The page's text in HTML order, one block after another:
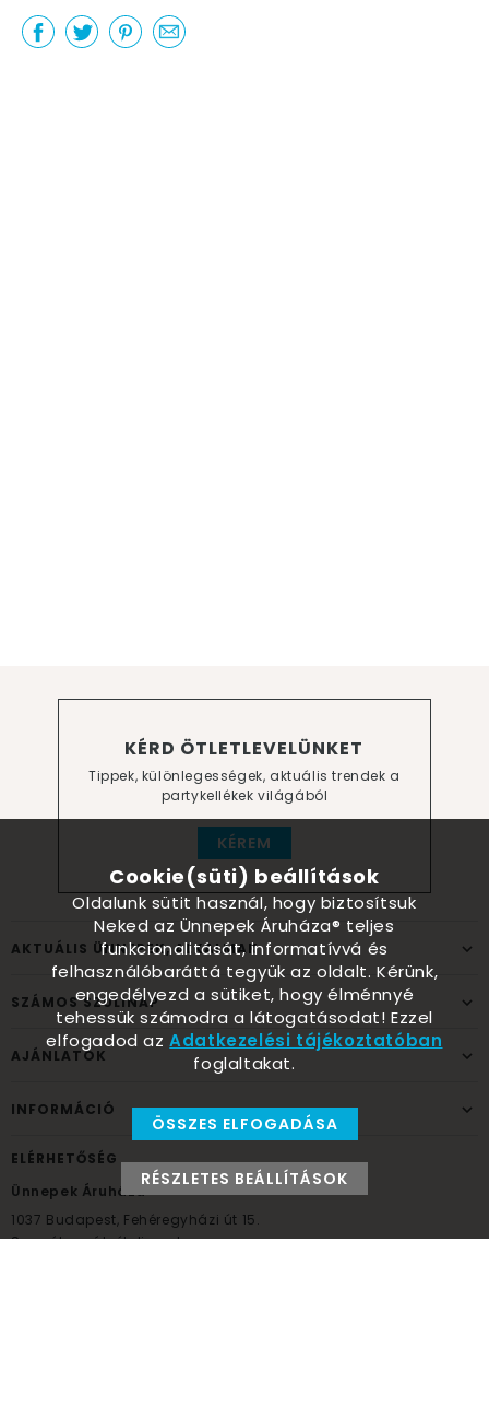
KÉRD ÖTLETLEVELÜNKET
Tippek, különlegességek, aktuális trendek a
partykellékek világából
KÉREM
AKTUÁLIS ÜNNEPEK, ALKALMAK
SZÁMOS SZÜLINAP
AJÁNLATOK
INFORMÁCIÓ
ELÉRHETŐSÉG
Ünnepek Áruháza
1037 Budapest, Fehéregyházi út 15.
Személyes átvételi pont
Cookie(süti) beállítások
Oldalunk sütit használ, hogy biztosítsuk
Neked az Ünnepek Áruháza® teljes
funkcionalitását, informatívvá és
felhasználóbaráttá tegyük az oldalt. Kérünk,
engedélyezd a sütiket, hogy élménnyé
tehessük számodra a látogatásodat! Ezzel
elfogadod azAdatkezelési tájékoztatóban
foglaltakat.
ÖSSZES ELFOGADÁSA
RÉSZLETES BEÁLLÍTÁSOK